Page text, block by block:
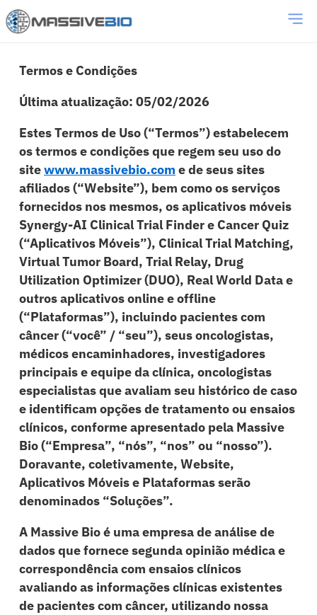
Termos e Condições
Última atualização: 05/02/2026
Estes Termos de Uso (“Termos”) estabelecem
os termos e condições que regem seu uso do
sitewww.massivebio.com e de seus sites
afiliados (“Website”), bem como os serviços
fornecidos nos mesmos, os aplicativos móveis
Synergy-AI Clinical Trial Finder e Cancer Quiz
(“Aplicativos Móveis”), Clinical Trial Matching,
Virtual Tumor Board, Trial Relay, Drug
Utilization Optimizer (DUO), Real World Data e
outros aplicativos online e offline
(“Plataformas”), incluindo pacientes com
câncer (“você” / “seu”), seus oncologistas,
médicos encaminhadores, investigadores
principais e equipe da clínica, oncologistas
especialistas que avaliam seu histórico de caso
e identificam opções de tratamento ou ensaios
clínicos, conforme apresentado pela Massive
Bio (“Empresa”, “nós”, “nos” ou “nosso”).
Doravante, coletivamente, Website,
Aplicativos Móveis e Plataformas serão
denominados “Soluções”.
A Massive Bio é uma empresa de análise de
dados que fornece segunda opinião médica e
correspondência com ensaios clínicos
avaliando as informações clínicas existentes
de pacientes com câncer, utilizando nossa